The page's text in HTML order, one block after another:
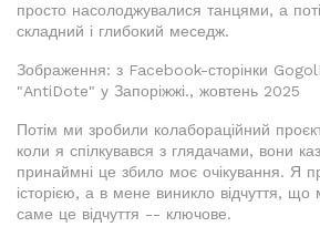
просто насолоджувалися танцями, а
складний і глибокий меседж.
Зображення: з Facebook-сторінки
"AntiDote" у Запоріжжі., жовтень 2025
Потім ми зробили колабораційний
коли я спілкувався з глядачами, вони
принаймні це збило моє очікування. Я
історією, а в мене виникло відчуття,
саме це відчуття -- ключове.